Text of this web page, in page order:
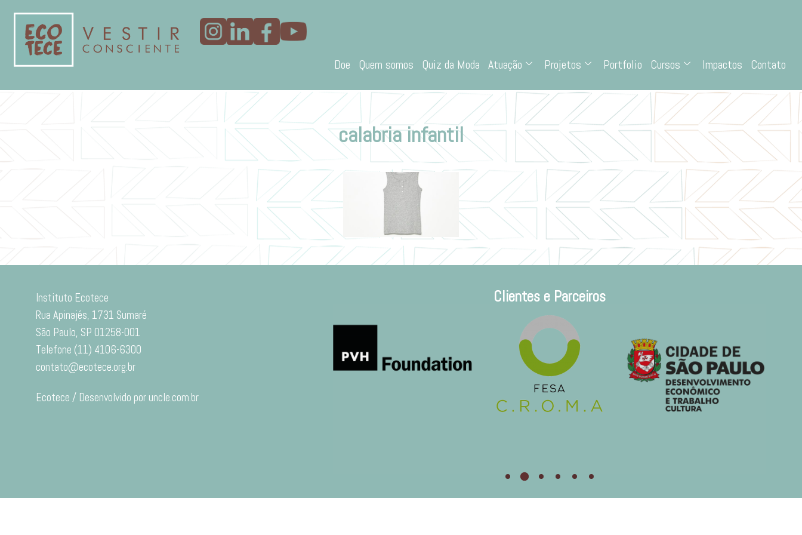
Doe Quem somos Quiz da Moda Atuação Projetos Portfolio Cursos Impactos Contato
calabria infantil
Instituto Ecotece
Rua Apinajés, 1731 Sumaré
São Paulo, SP 01258-001
Telefone (11) 4106-6300
contato@ecotece.org.br
Ecotece / Desenvolvido por uncle.com.br
Clientes e Parceiros